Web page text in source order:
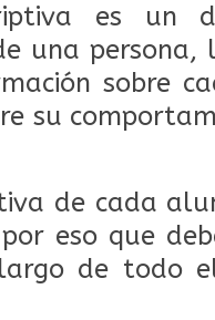
es un
una
sobre
su
de cada
eso que
de todo